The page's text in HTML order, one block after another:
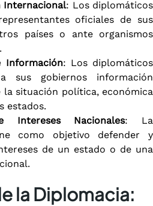
Internacional: Los diplomáticos
oficiales de sus
países o ante organismos
Información: Los diplomáticos
sus gobiernos información
la situación política, económica
estados.
Intereses Nacionales: La
como objetivo defender y
de un estado o de una
la Diplomacia: